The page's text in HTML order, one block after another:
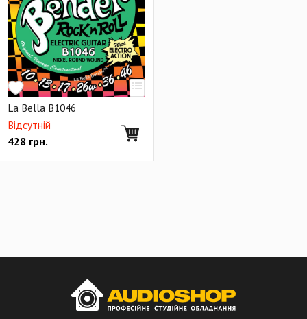
La Bella B1046
Відсутній
428 грн.